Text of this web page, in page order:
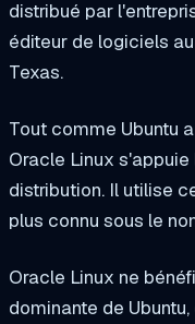
distribué par
éditeur de logiciels
Texas.
Tout comme Ubuntu
Oracle Linux
distribution. Il utilise
plus connu sous le
Oracle Linux ne
dominante de